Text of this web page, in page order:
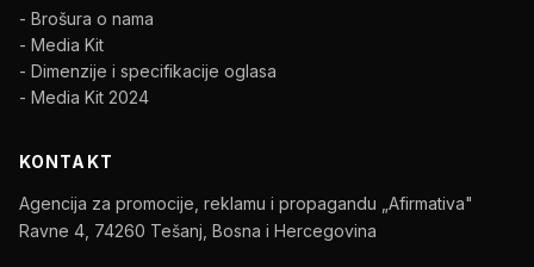
- Brošura o nama
- Media Kit
- Dimenzije i specifikacije oglasa
- Media Kit 2024
KONTAKT
Agencija za promocije, reklamu i propagandu „Afirmativa"
Ravne 4, 74260 Tešanj, Bosna i Hercegovina